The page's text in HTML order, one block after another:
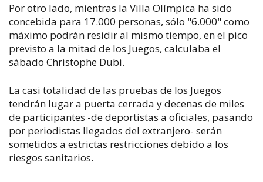
Por otro lado, mientras la Villa Olímpica ha sido
concebida para 17.000 personas, sólo "6.000" como
máximo podrán residir al mismo tiempo, en el pico
previsto a la mitad de los Juegos, calculaba el
sábado Christophe Dubi.
La casi totalidad de las pruebas de los Juegos
tendrán lugar a puerta cerrada y decenas de miles
de participantes -de deportistas a oficiales, pasando
por periodistas llegados del extranjero- serán
sometidos a estrictas restricciones debido a los
riesgos sanitarios.